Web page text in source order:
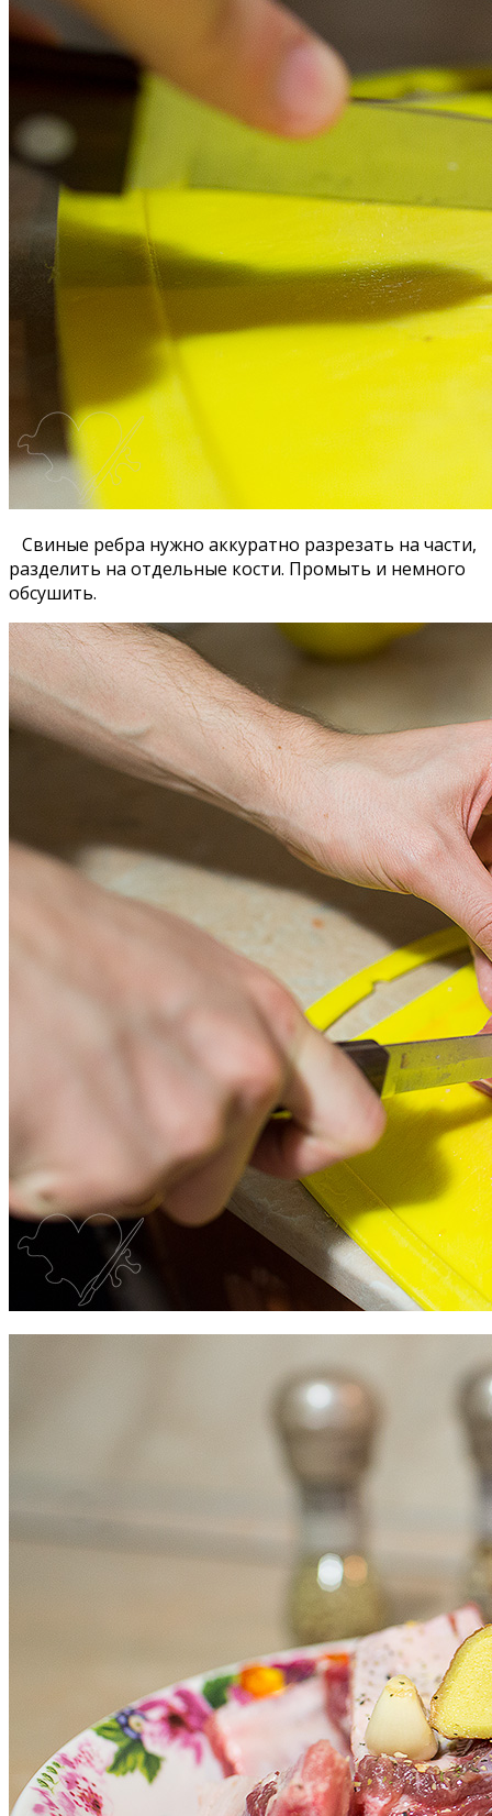
Свиные ребра нужно аккуратно разрезать на части,
разделить на отдельные кости. Промыть и немного
обсушить.